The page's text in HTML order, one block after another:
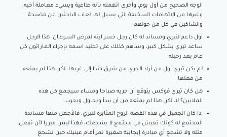
الوجه الصحيح من أول يوم، وأخرى اتهمته بأنه طاغية ويسيء معاملة أخيه،
وغيرها من الاتهامات السخيفة التي يسيل لها لعاب الباحثين عن فضيحة
والشاكين في كل من حولهم.
أول داعم لتيري ومساند له كان رجل خسر ابنه لمرض السرطان. هذا الرجل
ساعد تيري بشكل كبير، وساهم كذلك على تخليد اسمه بإجراء الماراثون كل
عام بعد رحيله.
لم يكن تيري أول من أراد الجري من شرق كندا إلى غربها، لكن هذا لم يمنعه
من فعلها.
هل كان تيري فوكس يتوقع أن جريه صباحا ومساء سيجمع كل هذه
الملايين؟ لا، لكن هذا لم يمنعه من أن يبدأ ويحاول ويجرب.
إذا كان الجميل في هذه القصة الروح المثابرة لتيري، فالأجمل منها مساندة
المجتمع له.كونك تعيش في مجتمع لا يشجعك، فهذا ليس مبررا لأن تفعل
مثله ولا تشجع أي مبادرة إيجابية صغيرة تمر أمام عينيك.حين تشجع